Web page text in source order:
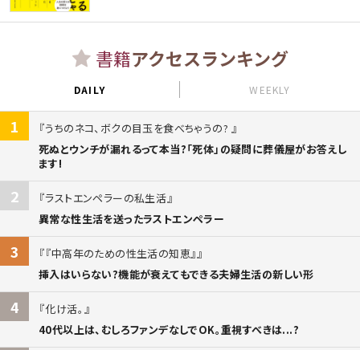
書籍アクセスランキング
DAILY WEEKLY
1
うちのネコ、ボクの目玉を食べちゃうの?
死ぬとウンチが漏れるって本当?「死体」の疑問に葬儀屋がお答えし
ます!
2
ラストエンペラーの私生活
異常な性生活を送ったラストエンペラー
3
『中高年のための性生活の知恵』
挿入はいらない?機能が衰えてもできる夫婦生活の新しい形
4
化け活。
40代以上は、むしろファンデなしでOK。重視すべきは...?